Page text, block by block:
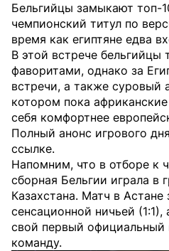
Бельгийцы замыкают топ-
чемпионский титул по
время как египтяне едва
В этой встрече бельгийцы
фаворитами, однако за
встречи, а также суровый
котором пока
себя комфортнее
Полный анонс игрового
ссылке.
Напомним, что в отборе к
сборная Бельгии играла в
Казахстана. Матч в Астане
сенсационной ничьей
свой первый официальный
команду.